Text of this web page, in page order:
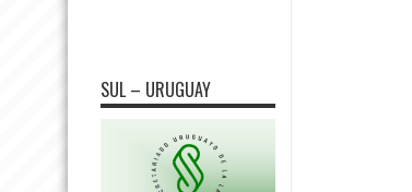
SUL – URUGUAY